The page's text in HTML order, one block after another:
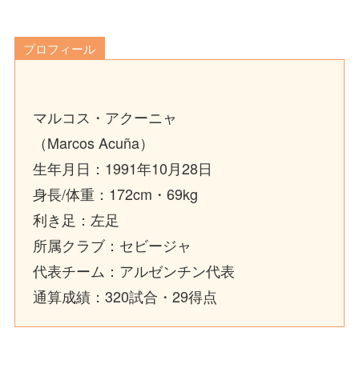
プロフィール
マルコス・アクーニャ
（Marcos Acuña）
生年月日：1991年10月28日
身長/体重：172cm・69kg
利き足：左足
所属クラブ：セビージャ
代表チーム：アルゼンチン代表
通算成績：320試合・29得点